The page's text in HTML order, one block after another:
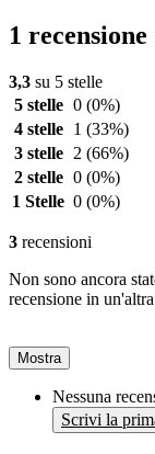
1
3,3 su 5 stelle
5 stelle 0 (0%)
4 stelle
1 (33%)
3 stelle
2 (66%)
2 stelle 0 (0%)
1 Stelle 0 (0%)
3 recensioni
Non sono ancora
recensione in
Mostra
Nessuna
Scrivi la